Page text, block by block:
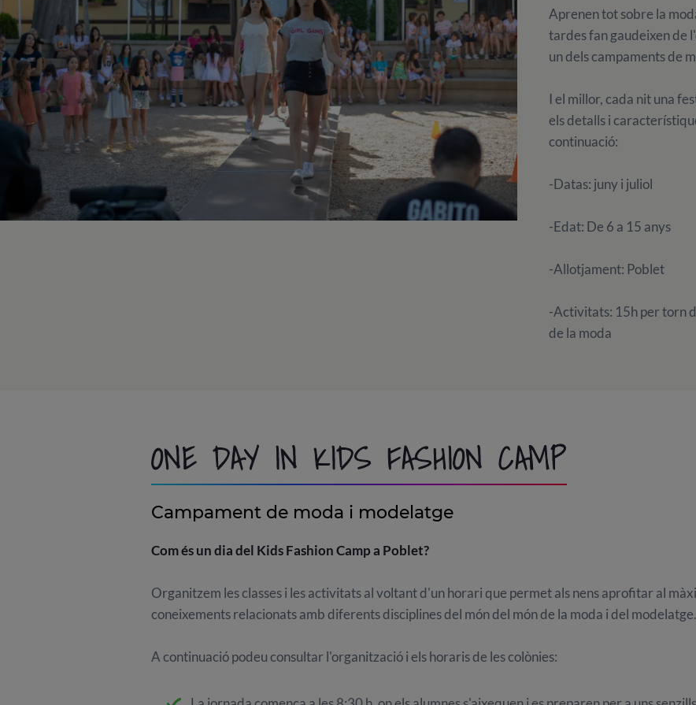
Aprenen tot sobre la
tardes fan gaudeixen de
un dels campaments de
I el millor, cada nit una
els detalls i
continuació:
-Datas: juny i juliol
-Edat: De 6 a 15 anys
-Allotjament: Poblet
-Activitats: 15h per torn
de la moda
ONE DAY IN KIDS FASHION CAMP
Campament de moda i modelatge
Com és un dia del Kids Fashion Camp a Poblet?
Organitzem les classes i les activitats al voltant d'un horari que permet als nens aprofitar al
coneixements relacionats amb diferents disciplines del món del món de la moda i del modelatge.
A continuació podeu consultar l'organització i els horaris de les colònies: